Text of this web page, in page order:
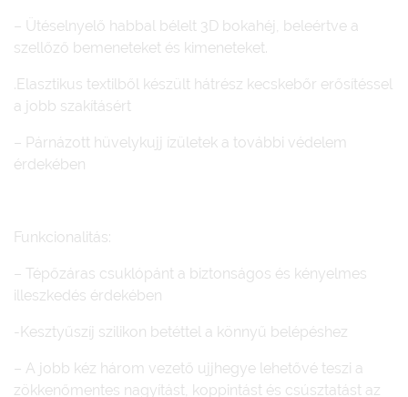
– Ütéselnyelő habbal bélelt 3D bokahéj, beleértve a
szellőző bemeneteket és kimeneteket.
.Elasztikus textilből készült hátrész kecskebőr erősítéssel
a jobb szakításért
– Párnázott hüvelykujj ízületek a további védelem
érdekében
Funkcionalitás:
– Tépőzáras csuklópánt a biztonságos és kényelmes
illeszkedés érdekében
-Kesztyűszíj szilikon betéttel a könnyű belépéshez
– A jobb kéz három vezető ujjhegye lehetővé teszi a
zökkenőmentes nagyítást, koppintást és csúsztatást az